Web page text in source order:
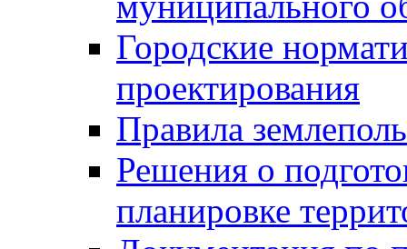
Городские
проектирования
Правила
Решения о
планировке